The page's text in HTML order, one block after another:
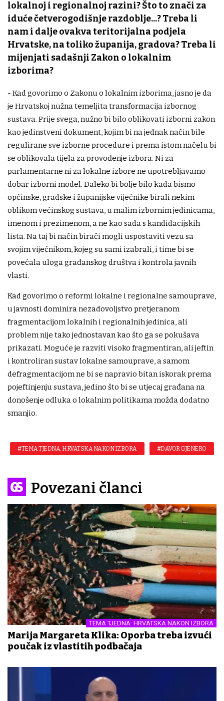
lokalnoj i regionalnoj razini? Što to znači za
iduće četverogodišnje razdoblje...? Treba li
nam i dalje ovakva teritorijalna podjela
Hrvatske, na toliko županija, gradova? Treba li
mijenjati sadašnji Zakon o lokalnim
izborima?
- Kad govorimo o Zakonu o lokalnim izborima, jasno je da
je Hrvatskoj nužna temeljita transformacija izbornog
sustava. Prije svega, nužno bi bilo oblikovati izborni zakon
kao jedinstveni dokument, kojim bi na jednak način bile
regulirane sve izborne procedure i prema istom načelu bi
se oblikovala tijela za provođenje izbora. Ni za
parlamentarne ni za lokalne izbore ne upotrebljavamo
dobar izborni model. Daleko bi bolje bilo kada bismo
općinske, gradske i županijske vijećnike birali nekim
oblikom većinskog sustava, u malim izbornim jedinicama,
imenom i prezimenom, a ne kao sada s kandidacijskih
lista. Na taj bi način birači mogli uspostaviti vezu sa
svojim vijećnikom, kojeg su sami izabrali, i time bi se
povećala uloga građanskog društva i kontrola javnih
vlasti.
Kad govorimo o reformi lokalne i regionalne samouprave,
u javnosti dominira nezadovoljstvo pretjeranom
fragmentacijom lokalnih i regionalnih jedinica, ali
problem nije tako jednostavan kao što ga se pokušava
prikazati. Moguće je razviti visoko fragmentiran, ali jeftin
i kontroliran sustav lokalne samouprave, a samom
defragmentacijom ne bi se napravio bitan iskorak prema
pojeftinjenju sustava, jedino što bi se utjecaj građana na
donošenje odluka o lokalnim politikama možda dodatno
smanjio.
#TEMA TJEDNA: HRVATSKA NAKON IZBORA #DAVOR GJENERO
Povezani članci
TEMA TJEDNA: HRVATSKA NAKON IZBORA
Marija Margareta Klika: Oporba treba izvući
poučak iz vlastitih podbačaja